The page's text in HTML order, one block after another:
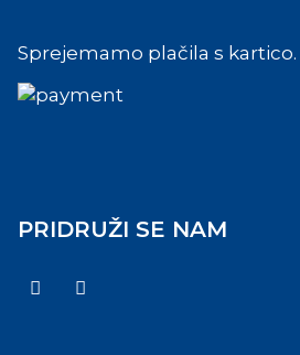
Sprejemamo plačila s kartico.
PRIDRUŽI SE NAM